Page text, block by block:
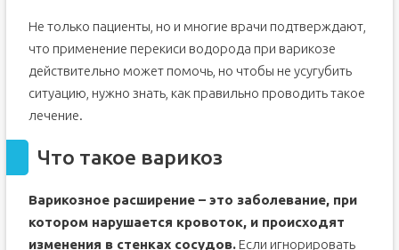
Не только пациенты, но и многие врачи подтверждают,
что применение перекиси водорода при варикозе
действительно может помочь, но чтобы не усугубить
ситуацию, нужно знать, как правильно проводить такое
лечение.
Что такое варикоз
Варикозное расширение – это заболевание, при
котором нарушается кровоток, и происходят
изменения в стенках сосудов.Если игнорировать